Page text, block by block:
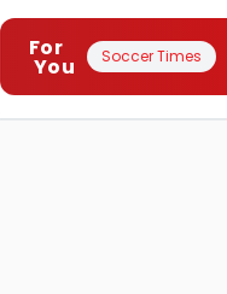
For
You Soccer Times